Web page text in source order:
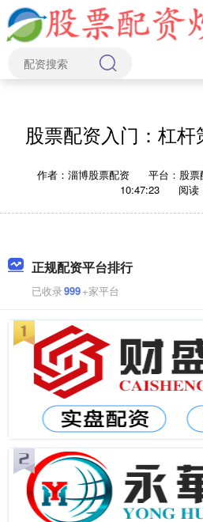
股票配资入门：杠
作者：淄博股票配资 平台：股票
10:47:23
阅读
正规配资平台排行
已收录999+家平台